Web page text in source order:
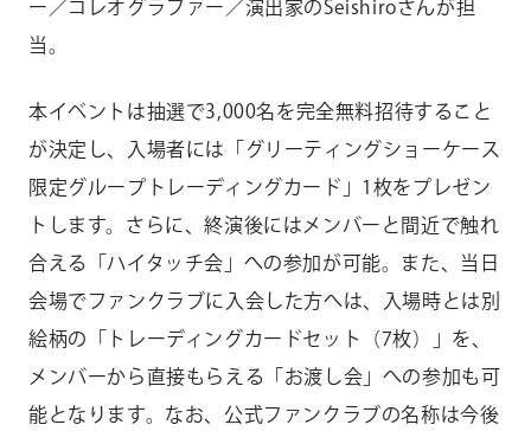
ー／コレオグラファー／演出家のSeishiroさんが担
当。
本イベントは抽選で3,000名を完全無料招待すること
が決定し、入場者には「グリーティングショーケース
限定グループトレーディングカード」1枚をプレゼン
トします。さらに、終演後にはメンバーと間近で触れ
合える「ハイタッチ会」への参加が可能。また、当日
会場でファンクラブに入会した方へは、入場時とは別
絵柄の「トレーディングカードセット（7枚）」を、
メンバーから直接もらえる「お渡し会」への参加も可
能となります。なお、公式ファンクラブの名称は今後